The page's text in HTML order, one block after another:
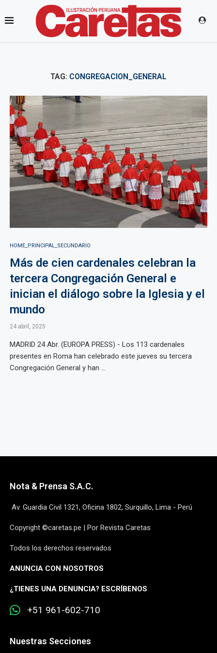
TAG: CONGREGACION_GENERAL
HOME_PRINCIPAL_SECUNDARIO
Más de cien cardenales celebran la
tercera Congregación General e
inician el diálogo sobre la Iglesia y el
mundo
24 abril, 2025
MADRID 24 Abr. (EUROPA PRESS) - Los 113 cardenales
presentes en Roma han celebrado este jueves su tercera
Congregación General y han ...
Nota & Prensa S.A.C.
Av. Guardia Civil 1321, Oficina 1802, Surquillo, Lima - Perú
Copyright ©caretas.pe | Por Revista Caretas
Todos los derechos reservados
ANUNCIA CON NOSOTROS
¿TIENES UNA DENUNCIA? ESCRÍBENOS
+51 961-602-710
Nuestras Secciones